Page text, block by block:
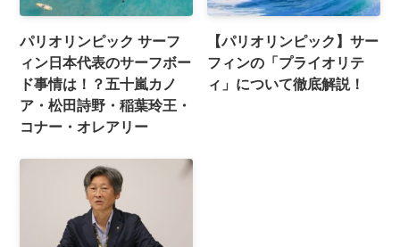
パリオリンピック サーフ
ィン日本代表のサーフボー
ド事情は！？五十嵐カノ
ア・松田詩野・稲葉玲王・
コナー・オレアリー
【パリオリンピック】サー
フィンの「プライオリテ
ィ」について徹底解説！